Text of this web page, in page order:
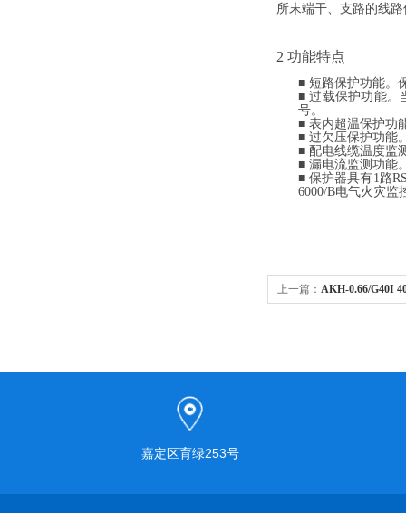
所末端干、支路的线
2 功能特点
■ 短路保护功能。
■过载保护功能。
号。
■ 表内超温保护功
■ 过欠压保护功能
■ 配电线缆温度监
■ 漏电流监测功能
■保护器具有1路
6000/B电气火灾监
上一篇： AKH-0.66/G40I
嘉定区育绿253号